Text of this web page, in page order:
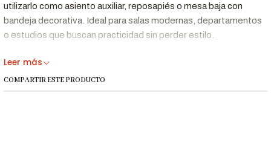
utilizarlo como asiento auxiliar, reposapiés o mesa baja con
bandeja decorativa. Ideal para salas modernas, departamentos
o estudios que buscan practicidad sin perder estilo.
Fabricado artesanalmente por
densidad y estructura sólida, logrando confort, durabilidad y
Leer más
COMPARTIR ESTE PRODUCTO